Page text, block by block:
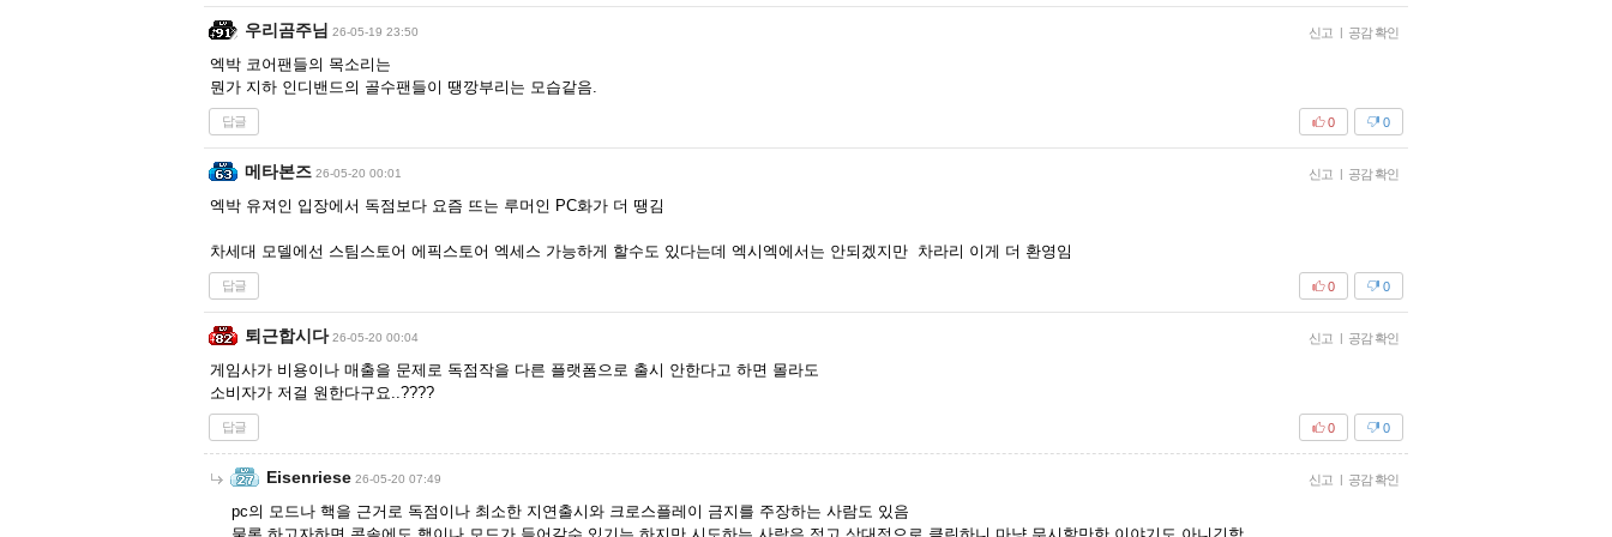
우리곰주님 26-05-19 23:50 신고 | 공감 확인
엑박 코어팬들의 목소리는
뭔가 지하 인디밴드의 골수팬들이 땡깡부리는 모습같음.
답글 0
0
메타본즈 26-05-20 00:01 신고 | 공감 확인
엑박 유져인 입장에서 독점보다 요즘 뜨는 루머인 PC화가 더 땡김
차세대 모델에선 스팀스토어 에픽스토어 엑세스 가능하게 할수도 있다는데 엑시엑에서는 안되겠지만 차라리 이게 더 환영임
답글 0
0
퇴근합시다 26-05-20 00:04 신고 | 공감 확인
게임사가 비용이나 매출을 문제로 독점작을 다른 플랫폼으로 출시 안한다고 하면 몰라도
소비자가 저걸 원한다구요..????
답글 0
0
Eisenriese 26-05-20 07:49 신고 | 공감 확인
pc의 모드나 핵을 근거로 독점이나 최소한 지연출시와 크로스플레이 금지를 주장하는 사람도 있음